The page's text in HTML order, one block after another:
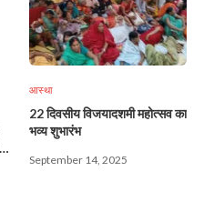
आस्था
22 दिवसीय विजयादशमी महोत्सव का
भव्य शुभारंभ
September 14, 2025